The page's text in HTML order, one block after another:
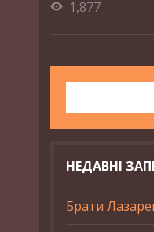
1,877
НЕДАВНІ
Брати